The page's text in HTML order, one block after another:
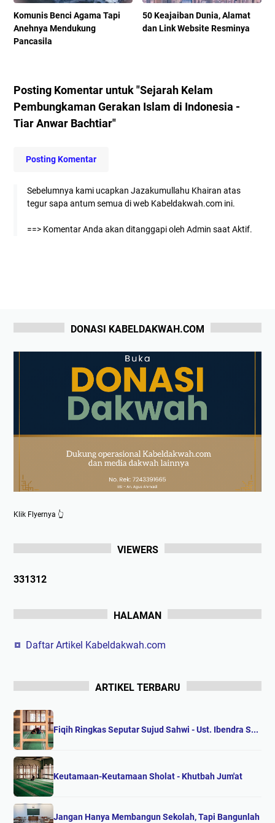
Komunis Benci Agama Tapi
Anehnya Mendukung
Pancasila
50 Keajaiban Dunia, Alamat
dan Link Website Resminya
Posting Komentar untuk "Sejarah Kelam
Pembungkaman Gerakan Islam di Indonesia -
Tiar Anwar Bachtiar"
Posting Komentar
Sebelumnya kami ucapkan Jazakumullahu Khairan atas
tegur sapa antum semua di web Kabeldakwah.com ini.
==> Komentar Anda akan ditanggapi oleh Admin saat Aktif.
DONASI KABELDAKWAH.COM
Klik Flyernya 👆
VIEWERS
331312
HALAMAN
Daftar Artikel Kabeldakwah.com
ARTIKEL TERBARU
Fiqih Ringkas Seputar Sujud Sahwi - Ust. Ibendra S...
Keutamaan-Keutamaan Sholat - Khutbah Jum'at
Jangan Hanya Membangun Sekolah, Tapi Bangunlah